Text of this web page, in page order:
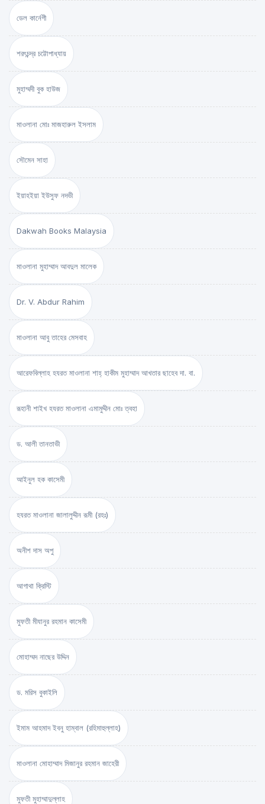
ডেল কার্নেগী
শরৎচন্দ্র চট্টোপাধ্যায়
মুহাম্মদী বুক হাউজ
মাওলানা মোঃ মাজহারুল ইসলাম
সৌমেন সাহা
ইয়াহইয়া ইউসুফ নদভী
Dakwah Books Malaysia
মাওলানা মুহাম্মাদ আবদুল মালেক
Dr. V. Abdur Rahim
মাওলানা আবু তাহের মেসবাহ
আরেফবিল্লাহ হযরত মাওলানা শাহ্ হাকীম মুহাম্মাদ আখতার ছাহেব দা. বা.
রূহানী শাইখ হযরত মাওলানা এমামুদ্দীন মোঃ ত্বহা
ড. আলী তানতাভী
আইনুল হক কাসেমী
হযরত মাওলানা জালালুদ্দীন রূমী (রহঃ)
অনীশ দাস অপু
আগাথা ক্রিস্টি
মুফতী মীযানুর রহমান কাসেমী
মোহাম্মদ নাছের উদ্দিন
ড. মরিস বুকাইলি
ইমাম আহমাদ ইবনু হাম্বাল (রহিমাহুল্লাহ)
মাওলানা মোহাম্মাদ মিজানুর রহমান জাহেরী
মুফতী মুহাম্মাদুল্লাহ